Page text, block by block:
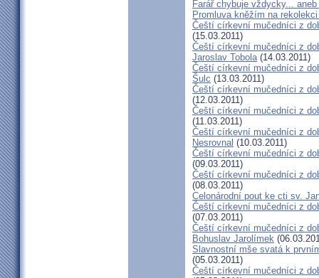
Farář chybuje vždycky...
Promluva kněžím na
Čeští církevní mučedníci z
(15.03.2011)
Čeští církevní mučedníci z
Jaroslav Tobola(14.03.2011)
Čeští církevní mučedníci z
Šulc (13.03.2011)
Čeští církevní mučedníci z
(12.03.2011)
Čeští církevní mučedníci z
(11.03.2011)
Čeští církevní mučedníci z
Nesrovnal (10.03.2011)
Čeští církevní mučedníci z
(09.03.2011)
Čeští církevní mučedníci z
(08.03.2011)
Celonárodní pout ke cti sv.
Čeští církevní mučedníci z
(07.03.2011)
Čeští církevní mučedníci z
Bohuslav Jarolímek
Slavnostní mše svatá k
(05.03.2011)
Čeští církevní mučedníci z